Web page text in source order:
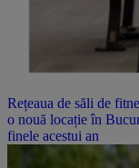
Rețeaua de săli de
o nouă locație în
finele acestui an